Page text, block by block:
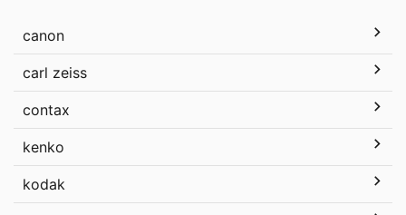
canon
carl zeiss
contax
kenko
kodak